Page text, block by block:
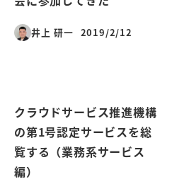
井上 研一
投稿日
2019/2/12
クラウドサービス推進機構
の第1号認定サービスを総
覧する（業務系サービス
編）